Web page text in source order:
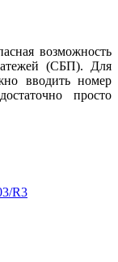
возможность
(СБП). Для
вводить номер
просто
R3